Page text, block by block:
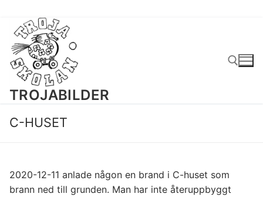
Hoppa
innehåll
TROJABILDER
C-HUSET
2020-12-11 anlade någon en brand i C-huset som
brann ned till grunden. Man har inte återuppbyggt